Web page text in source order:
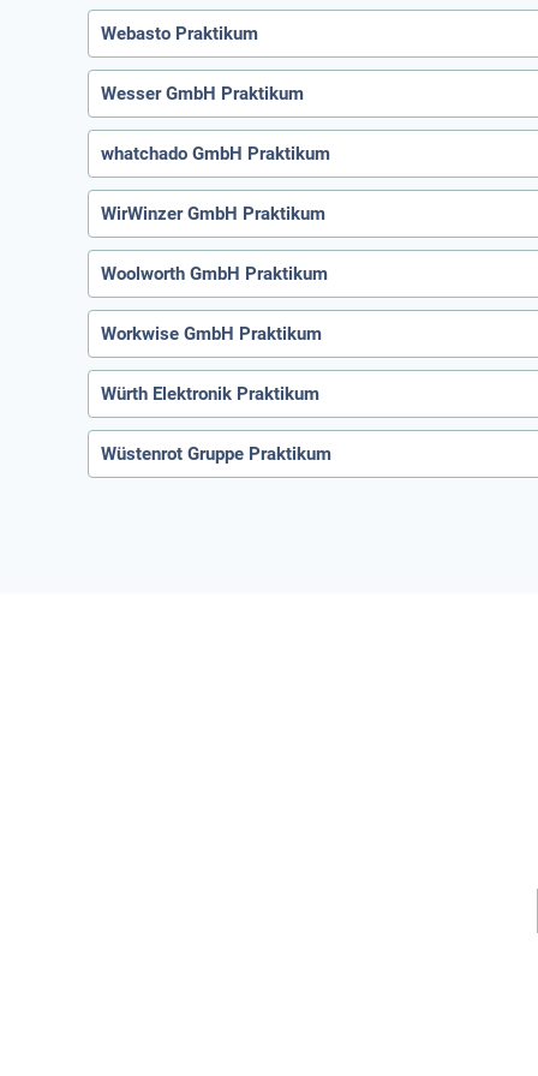
Webasto Praktikum
Wesser GmbH Praktikum
whatchado GmbH Praktikum
WirWinzer GmbH Praktikum
Woolworth GmbH Praktikum
Workwise GmbH Praktikum
Würth Elektronik Praktikum
Wüstenrot Gruppe Praktikum